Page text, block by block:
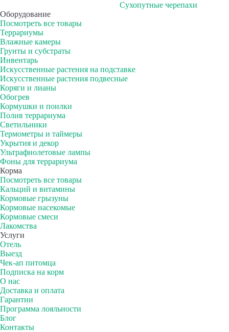
Сухопутные черепахи
Оборудование
Посмотреть все товары
Террариумы
Влажные камеры
Грунты и субстраты
Инвентарь
Искусственные растения на подставке
Искусственные растения подвесные
Коряги и лианы
Обогрев
Кормушки и поилки
Полив террариума
Светильники
Термометры и таймеры
Укрытия и декор
Ультрафиолетовые лампы
Фоны для террариума
Корма
Посмотреть все товары
Кальций и витамины
Кормовые грызуны
Кормовые насекомые
Кормовые смеси
Лакомства
Услуги
Отель
Выезд
Чек-ап питомца
Подписка на корм
О нас
Доставка и оплата
Гарантии
Программа лояльности
Блог
Контакты